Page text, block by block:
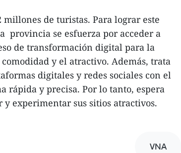
de turistas. Para lograr este
provincia se esfuerza por acceder a
de transformación digital para la
y el atractivo. Además, trata
digitales y redes sociales con el
y precisa. Por lo tanto, espera
experimentar sus sitios atractivos.
VNA